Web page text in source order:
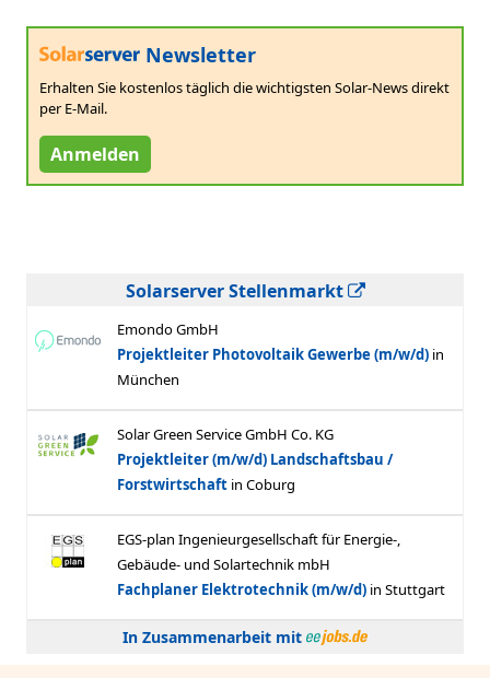
Newsletter
Erhalten Sie kostenlos täglich die wichtigsten Solar-News direkt
per E-Mail.
Anmelden
Solarserver Stellenmarkt
In Zusammenarbeit mit